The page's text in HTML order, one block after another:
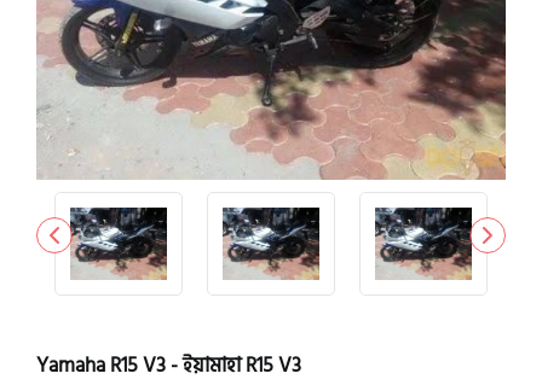
Yamaha R15 V3 - ইয়ামাহা R15 V3